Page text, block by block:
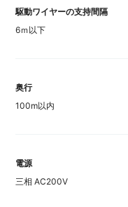
駆動ワイヤーの支持間隔
6ｍ以下
奥行
100m以内
電源
三相 AC200V